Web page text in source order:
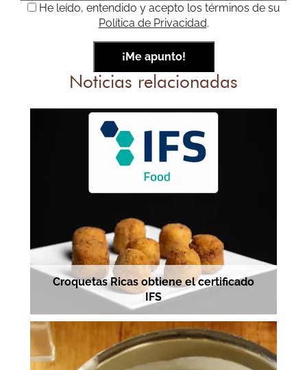
He leído, entendido y acepto los términos de su
Política de Privacidad.
Noticias relacionadas
Croquetas Ricas obtiene el certificado
IFS